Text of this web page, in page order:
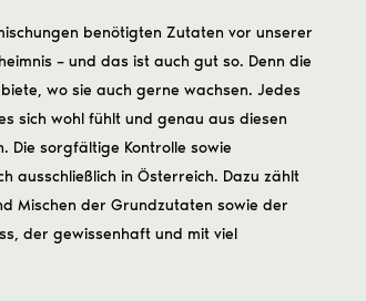
benötigten Zutaten vor unserer
– und das ist auch gut so. Denn die
wo sie auch gerne wachsen. Jedes
sich wohl fühlt und genau aus diesen
Die sorgfältige Kontrolle sowie
ausschließlich in Österreich. Dazu zählt
Mischen der Grundzutaten sowie der
der gewissenhaft und mit viel